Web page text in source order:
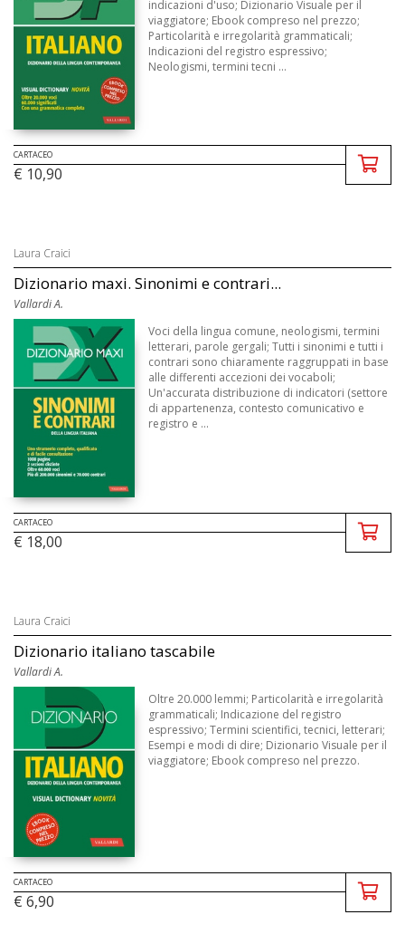
indicazioni d'uso; Dizionario Visuale per il
viaggiatore; Ebook compreso nel prezzo;
Particolarità e irregolarità grammaticali;
Indicazioni del registro espressivo;
Neologismi, termini tecni ...
CARTACEO
€ 10,90
Laura Craici
Dizionario maxi. Sinonimi e contrari...
Vallardi A.
Voci della lingua comune, neologismi, termini
letterari, parole gergali; Tutti i sinonimi e tutti i
contrari sono chiaramente raggruppati in base
alle differenti accezioni dei vocaboli;
Un'accurata distribuzione di indicatori (settore
di appartenenza, contesto comunicativo e
registro e ...
CARTACEO
€ 18,00
Laura Craici
Dizionario italiano tascabile
Vallardi A.
Oltre 20.000 lemmi; Particolarità e irregolarità
grammaticali; Indicazione del registro
espressivo; Termini scientifici, tecnici, letterari;
Esempi e modi di dire; Dizionario Visuale per il
viaggiatore; Ebook compreso nel prezzo.
CARTACEO
€ 6,90